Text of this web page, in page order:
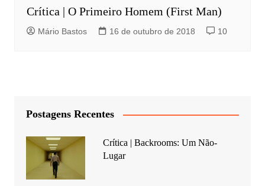
Crítica | O Primeiro Homem (First Man)
Mário Bastos 16 de outubro de 2018 10
Postagens Recentes
Crítica | Backrooms: Um Não-
Lugar